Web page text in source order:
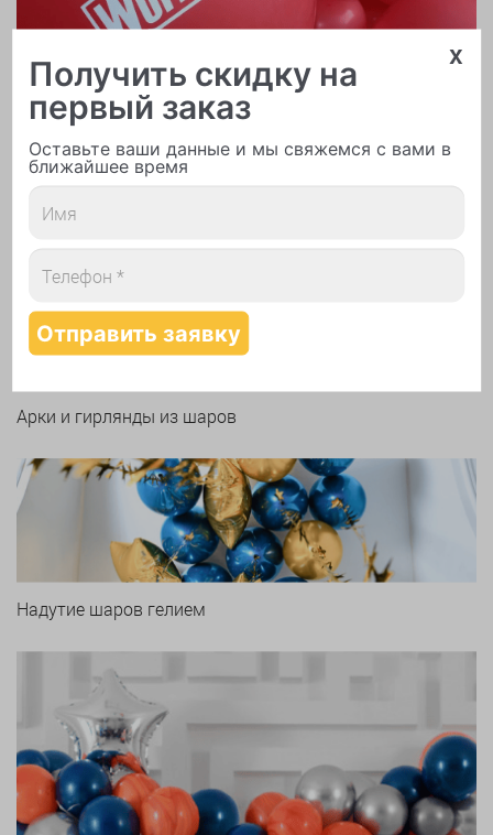
Печать логотипа
Арки и гирлянды из шаров
Надутие шаров гелием
x
Получить скидку на
первый заказ
Оставьте ваши данные и мы свяжемся с вами в
ближайшее время